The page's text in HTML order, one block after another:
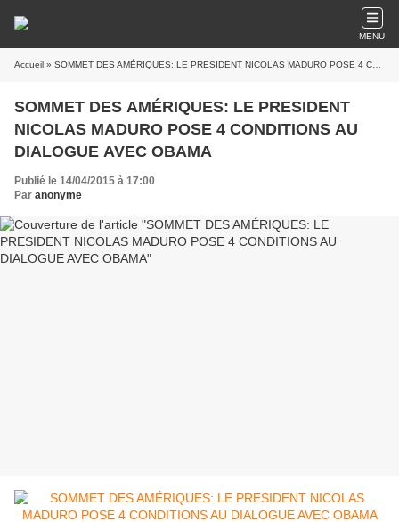
MENU
Accueil » SOMMET DES AMÉRIQUES: LE PRESIDENT NICOLAS MADURO POSE 4 CONDITIONS AU DIALOGUE AVEC OBAMA
SOMMET DES AMÉRIQUES: LE PRESIDENT
NICOLAS MADURO POSE 4 CONDITIONS AU
DIALOGUE AVEC OBAMA
Publié le 14/04/2015 à 17:00
Par anonyme